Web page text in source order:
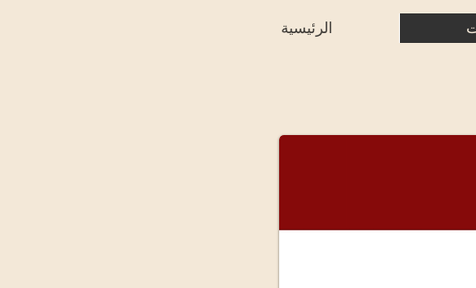
الرئيسية